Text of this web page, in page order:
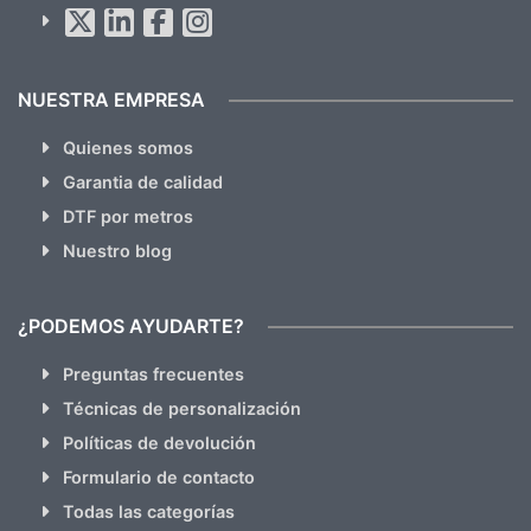
hacemos Spam)
NUESTRA EMPRESA
Quienes somos
Garantia de calidad
DTF por metros
Nuestro blog
¿PODEMOS AYUDARTE?
Preguntas frecuentes
Técnicas de personalización
Políticas de devolución
Formulario de contacto
Todas las categorías